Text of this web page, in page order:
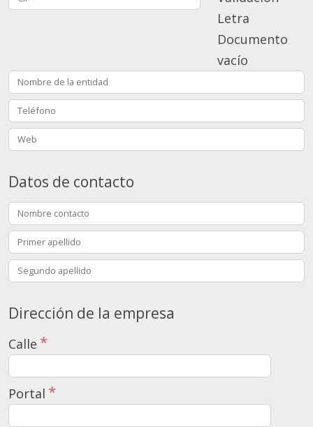
Letra
Documento
vacío
Datos de contacto
Dirección de la empresa
Calle
Portal